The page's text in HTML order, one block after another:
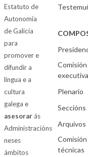
Estatuto de
Autonomía
de Galicia
para
promover e
difundir a
lingua e a
cultura
galega e
asesorarás
Administracións
neses
ámbitos
Comisión
executiva
Plenario
Seccións
Arquivos
Comisión
técnicas